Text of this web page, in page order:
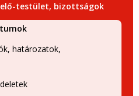
testület, bizottságok
határozatok,